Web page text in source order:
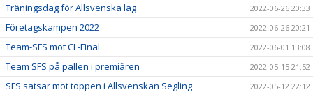
Träningsdag för Allsvenska lag 2022-06-26 20:33
Företagskampen 2022 2022-06-26 20:21
Team-SFS mot CL-Final 2022-06-01 13:08
Team SFS på pallen i premiären 2022-05-15 21:52
SFS satsar mot toppen i Allsvenskan Segling 2022-05-12 22:12